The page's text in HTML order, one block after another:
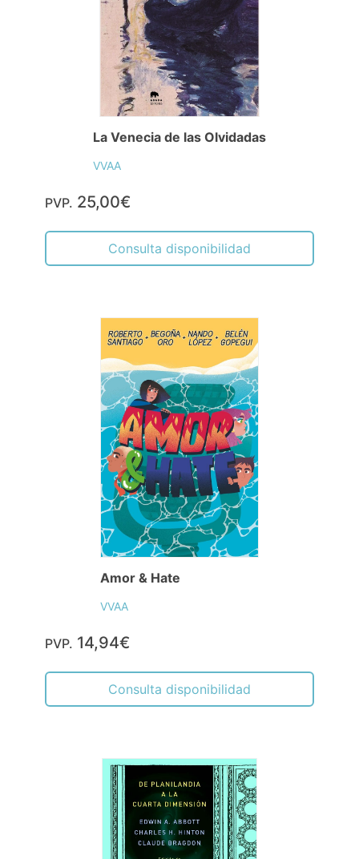
La Venecia de las Olvidadas
VVAA
PVP. 25,00€
Consulta disponibilidad
Amor & Hate
VVAA
PVP. 14,94€
Consulta disponibilidad